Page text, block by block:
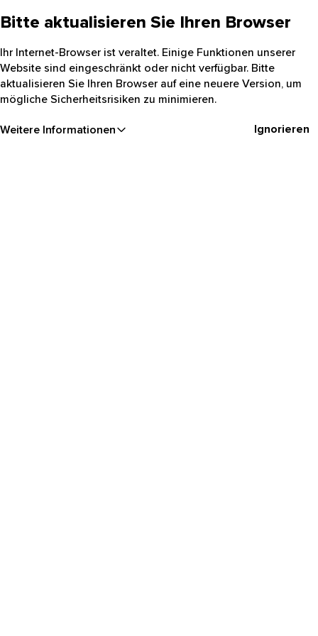
Bitte aktualisieren Sie Ihren Browser
Ihr Internet-Browser ist veraltet. Einige Funktionen unserer
Website sind eingeschränkt oder nicht verfügbar. Bitte
aktualisieren Sie Ihren Browser auf eine neuere Version, um
mögliche Sicherheitsrisiken zu minimieren.
Weitere Informationen Ignorieren